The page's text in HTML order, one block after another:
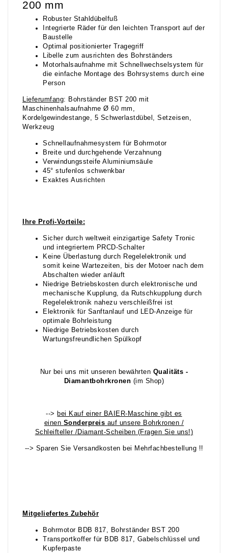
200 mm
Robuster Stahldübelfuß
Integrierte Räder für den leichten Transport auf der
Baustelle
Optimal positionierter Tragegriff
Libelle zum ausrichten des Bohrständers
Motorhalsaufnahme mit Schnellwechselsystem für
die einfache Montage des Bohrsystems durch eine
Person
Lieferumfang: Bohrständer BST 200 mit
Maschinenhalsaufnahme Ø 60 mm,
Kordelgewindestange, 5 Schwerlastdübel, Setzeisen,
Werkzeug
Schnellaufnahmesystem für Bohrmotor
Breite und durchgehende Verzahnung
Verwindungssteife Aluminiumsäule
45° stufenlos schwenkbar
Exaktes Ausrichten
Ihre Profi-Vorteile:
Sicher durch weltweit einzigartige Safety Tronic
und integriertem PRCD-Schalter
Keine Überlastung durch Regelelektronik und
somit keine Wartezeiten, bis der Motoer nach dem
Abschalten wieder anläuft
Niedrige Betriebskosten durch elektronische und
mechanische Kupplung, da Rutschkupplung durch
Regelelektronik nahezu verschleißfrei ist
Elektronik für Sanftanlauf und LED-Anzeige für
optimale Bohrleistung
Niedrige Betriebskosten durch
Wartungsfreundlichen Spülkopf
Nur bei uns mit unseren bewährten Qualitäts -
Diamantbohrkronen (im Shop)
--> bei Kauf einer BAIER-Maschine gibt es
einen Sonderpreis auf unsere Bohrkronen /
Schleifteller /Diamant-Scheiben (Fragen Sie uns!)
--> Sparen Sie Versandkosten bei Mehrfachbestellung !!
Mitgeliefertes Zubehör
Bohrmotor BDB 817, Bohrständer BST 200
Transportkoffer für BDB 817, Gabelschlüssel und
Kupferpaste